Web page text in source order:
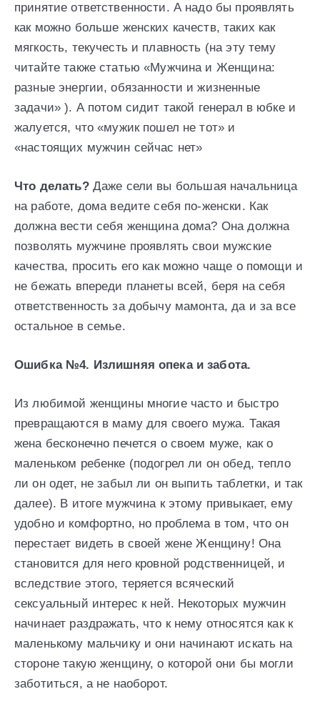
принятие ответственности. А надо бы проявлять
как можно больше женских качеств, таких как
мягкость, текучесть и плавность (на эту тему
читайте также статью «Мужчина и Женщина:
разные энергии, обязанности и жизненные
задачи» ). А потом сидит такой генерал в юбке и
жалуется, что «мужик пошел не тот» и
«настоящих мужчин сейчас нет»
Что делать?Даже сели вы большая начальница
на работе, дома ведите себя по-женски. Как
должна вести себя женщина дома? Она должна
позволять мужчине проявлять свои мужские
качества, просить его как можно чаще о помощи и
не бежать впереди планеты всей, беря на себя
ответственность за добычу мамонта, да и за все
остальное в семье.
Ошибка №4. Излишняя опека и забота.
Из любимой женщины многие часто и быстро
превращаются в маму для своего мужа. Такая
жена бесконечно печется о своем муже, как о
маленьком ребенке (подогрел ли он обед, тепло
ли он одет, не забыл ли он выпить таблетки, и так
далее). В итоге мужчина к этому привыкает, ему
удобно и комфортно, но проблема в том, что он
перестает видеть в своей жене Женщину! Она
становится для него кровной родственницей, и
вследствие этого, теряется всяческий
сексуальный интерес к ней. Некоторых мужчин
начинает раздражать, что к нему относятся как к
маленькому мальчику и они начинают искать на
стороне такую женщину, о которой они бы могли
заботиться, а не наоборот.